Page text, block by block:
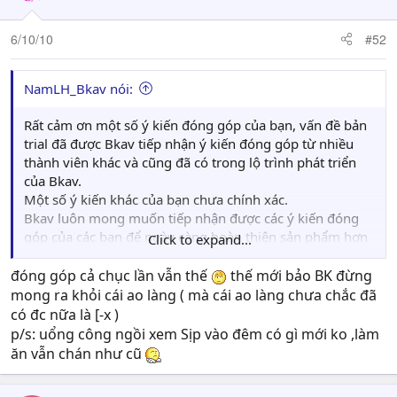
Nếu thật thì sướng, thằng nào cần mình bán luôn cho nó
(Bởi mình có cam kết vẹo gì về khoản này đâu). Thế là ăn
thêm 1 chỗ nữa.
Mà phải bán thôi, nhỉ? Tại cho key tính ra là ...lỗ rồi?:-S.
Nếu không thật thì tiện tay block mợ nó cái key đi. Ngon.
Những thằng đại ca, đàn anh khác cho key 3 tháng, 6
tháng, 1 năm cũng chả cần phiền phức thế.
Lol. Tự mua dây buộc mình + tâm lý "làm ăn nhỏ".
6/10/10 #52
NamLH_Bkav nói:
Rất cảm ơn một số ý kiến đóng góp của bạn, vấn đề bản
trial đã được Bkav tiếp nhận ý kiến đóng góp từ nhiều
thành viên khác và cũng đã có trong lộ trình phát triển
của Bkav.
Một số ý kiến khác của bạn chưa chính xác.
Bkav luôn mong muốn tiếp nhận được các ý kiến đóng
góp của các bạn để ngày càng hoàn thiện sản phẩm hơn
nữa.
Một lần nữa cảm ơn bạn đã đóng góp ý kiến cho Bkav :).
Click to expand...
đóng góp cả chục lần vẫn thế
thế mới bảo BK đừng
mong ra khỏi cái ao làng ( mà cái ao làng chưa chắc đã
có đc nữa là [-x )
p/s: uổng công ngồi xem Sịp vào đêm có gì mới ko ,làm
ăn vẫn chán như cũ